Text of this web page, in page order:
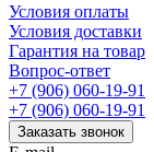
Условия оплаты
Условия доставки
Гарантия на товар
Вопрос-ответ
+7 (906) 060-19-91
+7 (906) 060-19-91
Заказать звонок